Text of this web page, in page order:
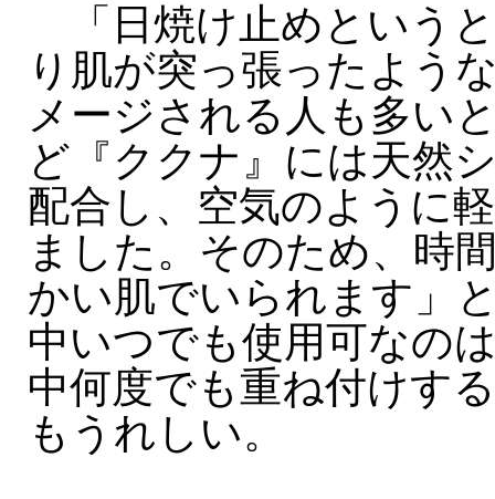
「日焼け止めという
り肌が突っ張ったよう
メージされる人も多い
ど『ククナ』には天然
配合し、空気のように
ました。そのため、時
かい肌でいられます」
中いつでも使用可なの
中何度でも重ね付けす
もうれしい。